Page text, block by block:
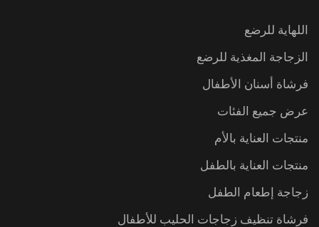
اللهاية للرضع
الزجاجة المغذية للرضع
فرشاة أسنان الأطفال
عرض جميع الفئات
منتجات العناية بالأم
منتجات العناية بالطفل
زجاجة إطعام الطفل
فرشاة تنظيف زجاجات الحليب للأطفال